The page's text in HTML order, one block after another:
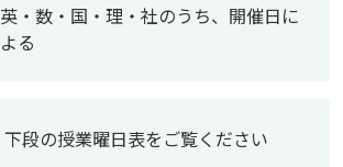
英・数・国・理・社のうち、開催日に
よる
下段の授業曜日表をご覧ください